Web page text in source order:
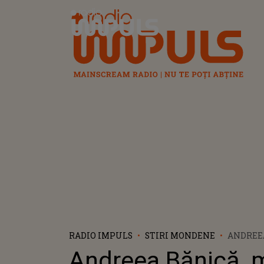
Radio Impuls
RADIO IMPULS STIRI MONDENE
ALEX